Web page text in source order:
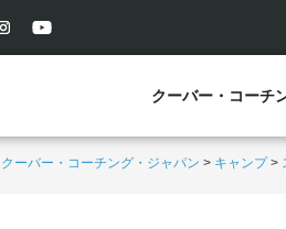
クーバー・コーチ
クーバー・コーチング・ジャパン > キャンプ>